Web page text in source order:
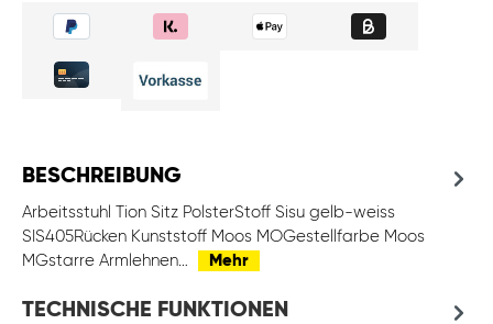
BESCHREIBUNG
Arbeitsstuhl Tion Sitz PolsterStoff Sisu gelb-weiss
SIS405Rücken Kunststoff Moos MOGestellfarbe Moos
MGstarre Armlehnen…
Mehr
TECHNISCHE FUNKTIONEN